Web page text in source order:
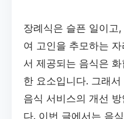
장례식은 슬픈 일이고
여 고인을 추모하는
서 제공되는 음식은
한 요소입니다. 그래
음식 서비스의 개선
다. 이번 글에서는 음